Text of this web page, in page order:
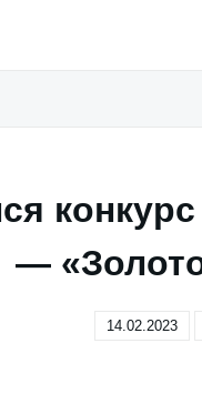
—
14.02.2023